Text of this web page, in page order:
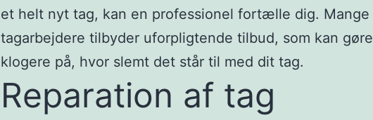
et helt nyt tag, kan en professionel fortælle dig. Mange
tagarbejdere tilbyder uforpligtende tilbud, som kan
klogere på, hvor slemt det står til med dit tag.
Reparation af tag